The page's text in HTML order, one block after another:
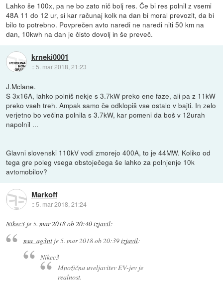
Lahko še 100x, pa ne bo zato nič bolj res. Če bi res polnil z vsemi
48A 11 do 12 ur, si kar računaj kolk na dan bi moral prevozit, da bi
bilo to potrebno. Povprečen avto naredi ne naredi niti 50 km na
dan, 10kwh na dan je čisto dovolj in še preveč.
krneki0001
:: 5. mar 2018, 21:23
J.Mclane.
S 3x16A, lahko polniš nekje s 3.7kW preko ene faze, ali pa z 11kW
preko vseh treh. Ampak samo če odklopiš vse ostalo v bajti. In zelo
verjetno bo večina polnila s 3.7kW, kar pomeni da boš v 12urah
napolnil ...
Glavni slovenski 110kV vodi zmorejo 400A, to je 44MW. Koliko od
tega gre poleg vsega obstoječega še lahko za polnjenje 10k
avtomobilov?
Markoff
::5. mar 2018, 21:24
Nikec3 je5. mar 2018 ob 20:40izjavil:
nsa_ag3ntje5. mar 2018 ob 20:39izjavil:
Nikec3
Množična uveljavitev EV-jev je
realnost.